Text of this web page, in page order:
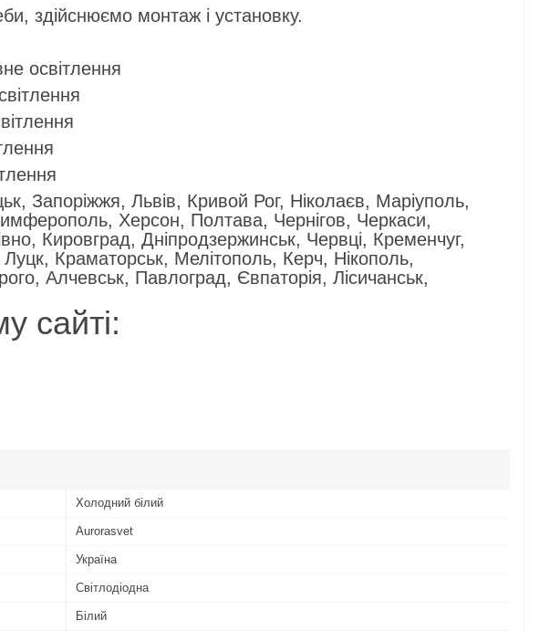
і установку.
Запоріжжя, Львів, Кривой Рог, Ніколаєв, Маріуполь,
Херсон, Полтава, Чернігов, Черкаси,
Кировград, Дніпродзержинськ, Червці, Кременчуг,
Краматорськ, Мелітополь, Керч, Нікополь,
Алчевськ, Павлоград, Євпаторія, Лісичанськ,
сайті:
Холодний білий
Аurorasvet
Україна
Світлодіодна
Білий